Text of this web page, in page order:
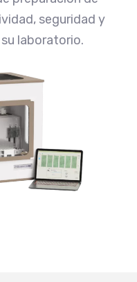
seguridad y
laboratorio.